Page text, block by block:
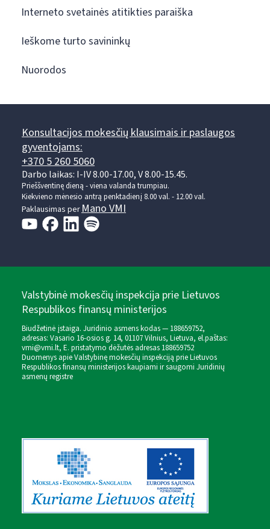
Interneto svetainės atitikties paraiška
Ieškome turto savininkų
Nuorodos
Konsultacijos mokesčių klausimais ir paslaugos
gyventojams:
+370 5 260 5060
Darbo laikas: I-IV 8.00-17.00, V 8.00-15.45.
Prieššventinę dieną - viena valanda trumpiau.
Kiekvieno mėnesio antrą penktadienį 8.00 val. - 12.00 val.
Paklausimas perMano VMI
Valstybinė mokesčių inspekcija prie Lietuvos
Respublikos finansų ministerijos
Biudžetinė įstaiga. Juridinio asmens kodas — 188659752,
adresas: Vasario 16-osios g. 14, 01107 Vilnius, Lietuva, el.paštas:
vmi@vmi.lt, E. pristatymo dėžutės adresas 188659752
Duomenys apie Valstybinę mokesčių inspekciją prie Lietuvos
Respublikos finansų ministerijos kaupiami ir saugomi Juridinių
asmenų registre